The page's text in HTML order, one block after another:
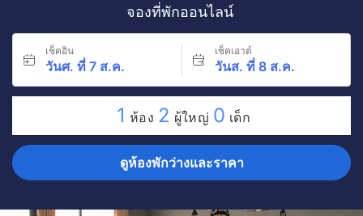
จองที่พักออนไลน์
เช็คอิน
วันศ. ที่ 7 ส.ค.
เช็คเอาต์
วันส. ที่ 8 ส.ค.
1 ห้อง 2 ผู้ใหญ่ 0 เด็ก
ดูห้องพักว่างและราคา